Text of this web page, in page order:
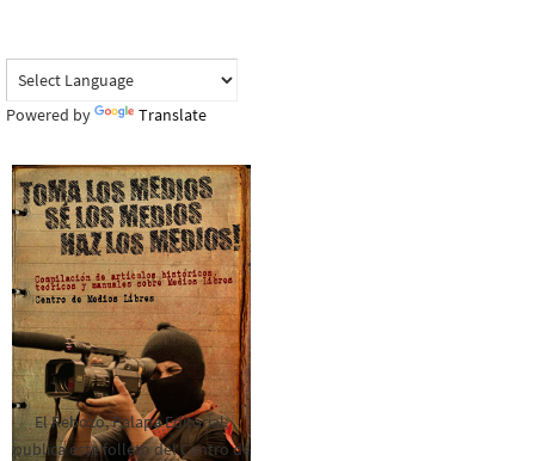
Powered by Translate
El Rebozo, Palapa Editorial,
publica este folleto del Centro de